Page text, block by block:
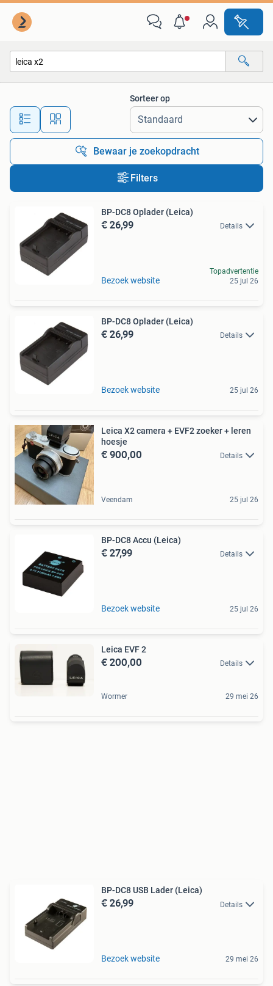
Alle afstanden…
Sorteer op
Bewaar je zoekopdracht
Filters
BP-DC8 Oplader (Leica)
€ 26,99 Details
Bezoek website
Topadvertentie
25 jul 26
BP-DC8 Oplader (Leica)
€ 26,99 Details
Bezoek website 25 jul 26
Leica X2 camera + EVF2 zoeker + leren
hoesje
€ 900,00 Details
Veendam 25 jul 26
BP-DC8 Accu (Leica)
€ 27,99 Details
Bezoek website 25 jul 26
Leica EVF 2
€ 200,00 Details
Wormer 29 mei 26
BP-DC8 USB Lader (Leica)
€ 26,99 Details
Bezoek website 29 mei 26